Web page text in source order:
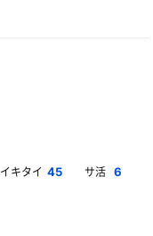
イキタイ 45 サ活 6